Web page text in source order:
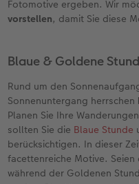
Fotomotive ergeben. Wir
vorstellen, damit Sie diese
Blaue & Goldene
Rund um den
Sonnenuntergang herrschen
Planen Sie Ihre
sollten Sie die Blaue Stunde
berücksichtigen. In dieser
facettenreiche Motive.
während der Goldenen